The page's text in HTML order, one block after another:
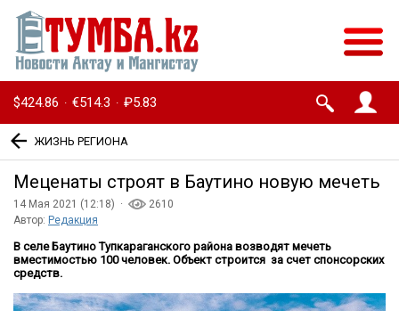
$424.86 · €514.3 · ₽5.83
ЖИЗНЬ РЕГИОНА
Меценаты строят в Баутино новую мечеть
14 Мая 2021 (12:18) ·
2610
Автор: Редакция
В селе Баутино Тупкараганского района возводят мечеть
вместимостью 100 человек. Объект строится за счет спонсорских
средств.